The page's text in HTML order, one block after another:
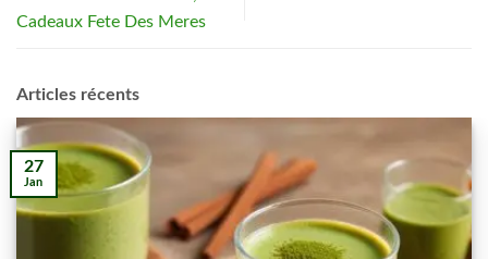
Cadeaux Fete Des Meres
Articles récents
27
Jan